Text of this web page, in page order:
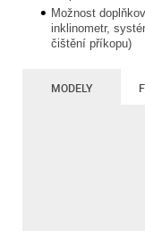
Možnost
inklinometr,
čištění příkopu)
MODELY